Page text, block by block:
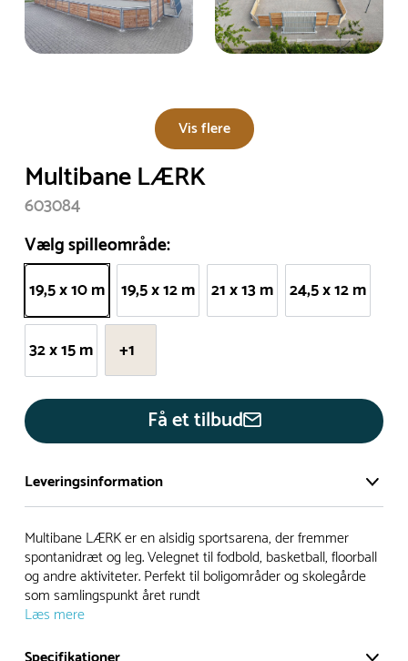
Vis flere
Multibane LÆRK
603084
Vælg spilleområde:
19,5 x 10 m 19,5 x 12 m 21 x 13 m 24,5 x 12 m
32 x 15 m +1
Få et tilbud
Leveringsinformation
Vi har et stort og effektivt lager på ca. 6.000 kvadratmeter
med mere end 5.000 forskellige produkter på hylderne til
omgående levering.
- Leveringstiden på lagervarer er i Danmark normalt 1-3
hverdage
Multibane LÆRK er en alsidig sportsarena, der fremmer
spontanidræt og leg. Velegnet til fodbold, basketball, floorball
og andre aktiviteter. Perfekt til boligområder og skolegårde
som samlingspunkt året rundt
Læs mere